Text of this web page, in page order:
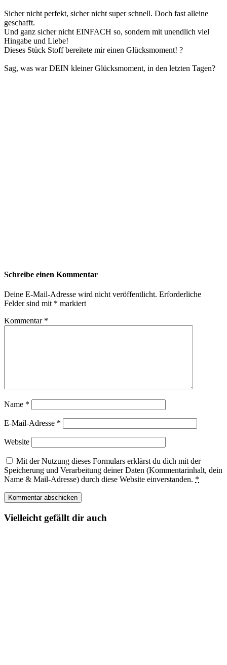
Sicher nicht perfekt, sicher nicht super schnell. Doch fast alleine
geschafft.
Und ganz sicher nicht EINFACH so, sondern mit unendlich viel
Hingabe und Liebe!
Dieses Stück Stoff bereitete mir einen Glücksmoment! ?
Sag, was war DEIN kleiner Glücksmoment, in den letzten Tagen?
Schreibe einen Kommentar
Deine E-Mail-Adresse wird nicht veröffentlicht. Erforderliche
Felder sind mit * markiert
Kommentar *
Name *
E-Mail-Adresse *
Website
Mit der Nutzung dieses Formulars erklärst du dich mit der
Speicherung und Verarbeitung deiner Daten (Kommentarinhalt, dein
Name & Mail-Adresse) durch diese Website einverstanden. *
Vielleicht gefällt dir auch